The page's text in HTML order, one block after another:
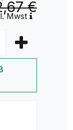
€
Mwst